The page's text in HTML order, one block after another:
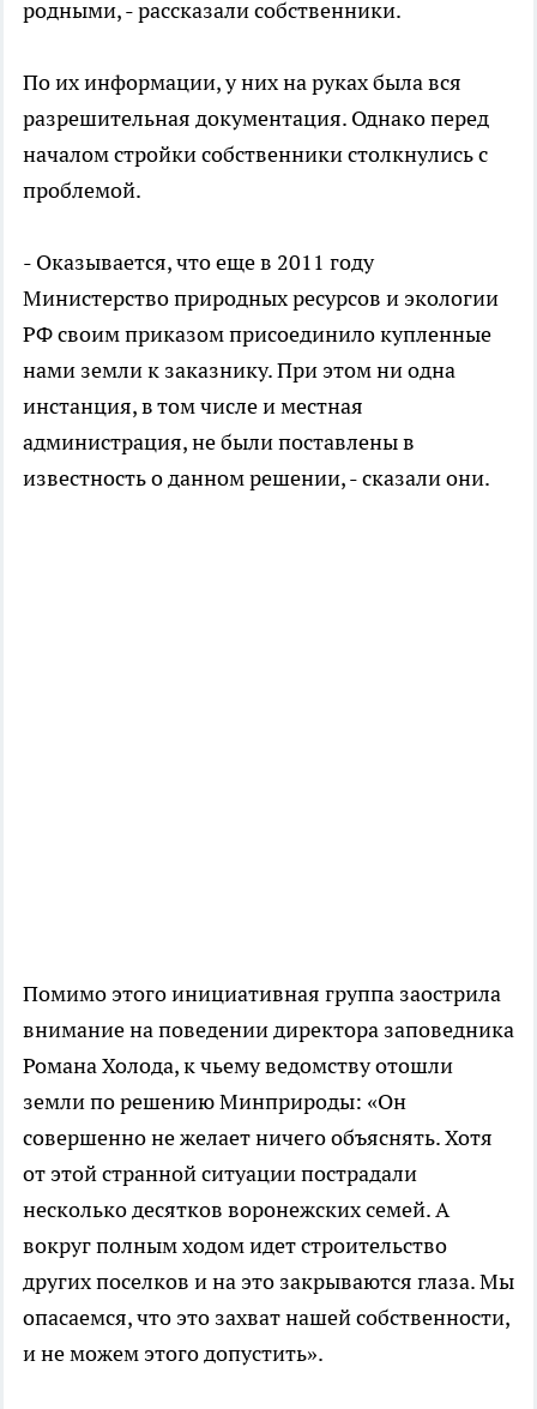
родными, - рассказали собственники.
По их информации, у них на руках была вся
разрешительная документация. Однако перед
началом стройки собственники столкнулись с
проблемой.
- Оказывается, что еще в 2011 году
Министерство природных ресурсов и экологии
РФ своим приказом присоединило купленные
нами земли к заказнику. При этом ни одна
инстанция, в том числе и местная
администрация, не были поставлены в
известность о данном решении, - сказали они.
Помимо этого инициативная группа заострила
внимание на поведении директора заповедника
Романа Холода, к чьему ведомству отошли
земли по решению Минприроды: «Он
совершенно не желает ничего объяснять. Хотя
от этой странной ситуации пострадали
несколько десятков воронежских семей. А
вокруг полным ходом идет строительство
других поселков и на это закрываются глаза. Мы
опасаемся, что это захват нашей собственности,
и не можем этого допустить».